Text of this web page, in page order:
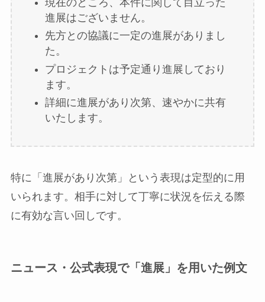
進展はございません。
先方との協議に一定の進展がありまし
た。
プロジェクトは予定通り進展しており
ます。
詳細に進展があり次第、速やかに共有
いたします。
特に「進展があり次第」という表現は定型的に用
いられます。相手に対して丁寧に状況を伝える際
に有効な言い回しです。
ニュース・公式表現で「進展」を用いた例文